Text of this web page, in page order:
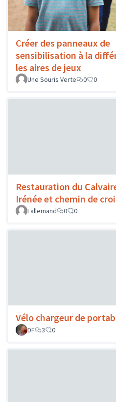
Créer des panneaux de
sensibilisation à la
les aires de jeux
Une Souris Verte 0 0
Restauration du
Irénée et chemin de
Lallemand
0 0
Vélo chargeur de
DF
3 0